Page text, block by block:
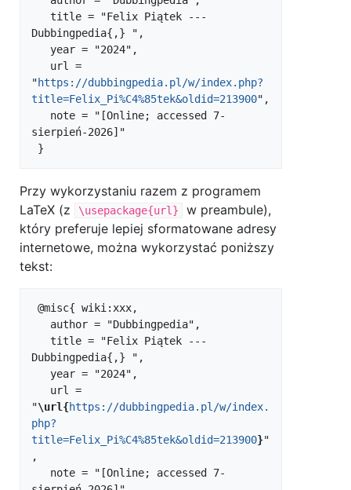
Dubbingpedia{,} ",
"https://dubbingpedia.pl/w/index.php?
title=Felix_Pi%C4%85tek&oldid=213900",
sierpień-2026]"
Przy wykorzystaniu razem z programem
LaTeX (z
\usepackage{url}
w preambule),
który preferuje lepiej sformatowane adresy
internetowe, można wykorzystać poniższy
tekst:
Dubbingpedia{,} ",
"\url{https://dubbingpedia.pl/w/index.
php?
title=Felix_Pi%C4%85tek&oldid=213900}"
,